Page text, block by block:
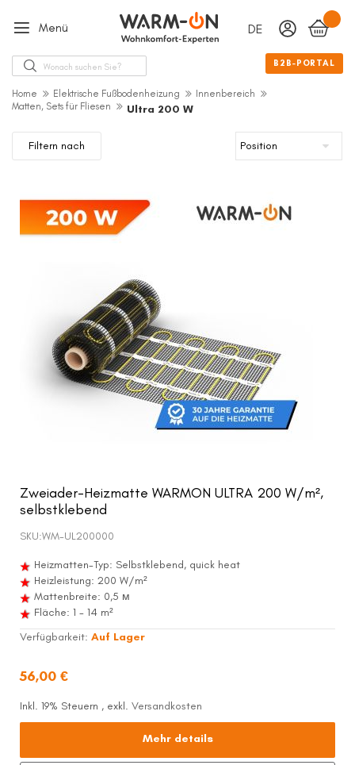
Menü
Suche
Sprache
DEUTSCH
B2B-PORTAL
Home Elektrische Fußbodenheizung
Innenbereich
Matten, Sets für Fliesen
Ultra 200 W
Zweiader-Heizmatte WARMON ULTRA 200 W/m²,
selbstklebend
SKU:WM-UL200000
Heizmatten-Typ: Selbstklebend, quick heat
Heizleistung: 200 W/m²
Mattenbreite: 0,5 м
Fläche: 1 - 14 m²
Verfügbarkeit: Auf Lager
56,00 €
Inkl. 19% Steuern , exkl. Versandkosten
Mehr details
Filtern nach